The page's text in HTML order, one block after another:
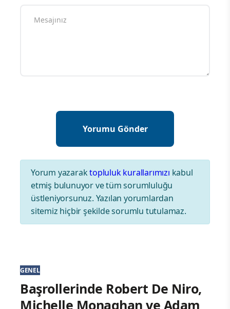
Yorum yazaraktopluluk kurallarımızı kabul
etmiş bulunuyor ve tüm sorumluluğu
üstleniyorsunuz. Yazılan yorumlardan
sitemiz hiçbir şekilde sorumlu tutulamaz.
GENEL
Başrollerinde Robert De Niro,
Michelle Monaghan ve Adam